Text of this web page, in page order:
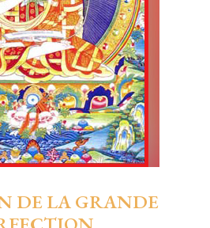
DE LA GRANDE